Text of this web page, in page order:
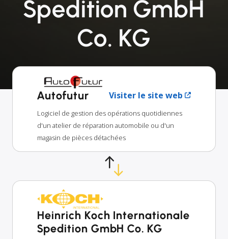
Spedition GmbH
Co. KG
Autofutur Visiter le site web
Logiciel de gestion des opérations quotidiennes
d'un atelier de réparation automobile ou d'un
magasin de pièces détachées
Heinrich Koch Internationale
Spedition GmbH Co. KG